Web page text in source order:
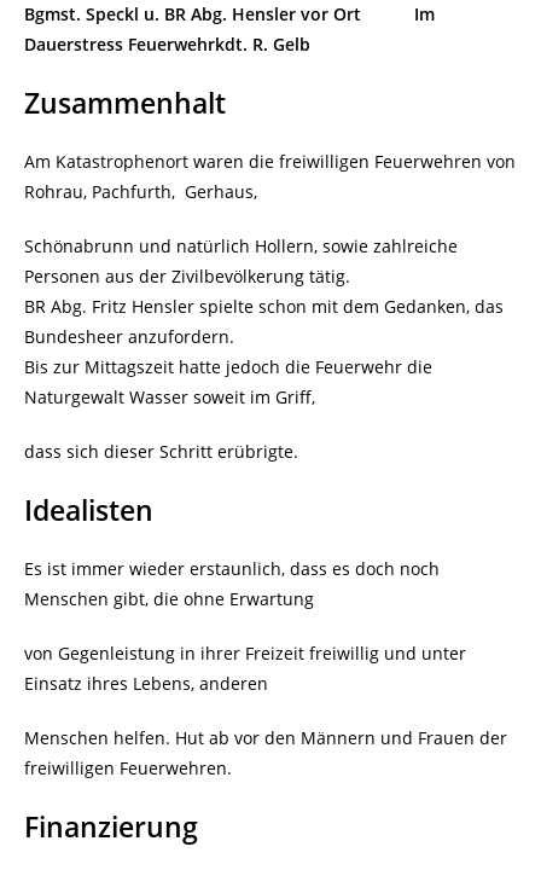
Bgmst. Speckl u. BR Abg. Hensler vor Ort
Im
Dauerstress Feuerwehrkdt. R. Gelb
Zusammenhalt
Am Katastrophenort waren die freiwilligen Feuerwehren von
Rohrau, Pachfurth, Gerhaus,
Schönabrunn und natürlich Hollern, sowie zahlreiche
Personen aus der Zivilbevölkerung tätig.
BR Abg. Fritz Hensler spielte schon mit dem Gedanken, das
Bundesheer anzufordern.
Bis zur Mittagszeit hatte jedoch die Feuerwehr die
Naturgewalt Wasser soweit im Griff,
dass sich dieser Schritt erübrigte.
Idealisten
Es ist immer wieder erstaunlich, dass es doch noch
Menschen gibt, die ohne Erwartung
von Gegenleistung in ihrer Freizeit freiwillig und unter
Einsatz ihres Lebens, anderen
Menschen helfen. Hut ab vor den Männern und Frauen der
freiwilligen Feuerwehren.
Finanzierung